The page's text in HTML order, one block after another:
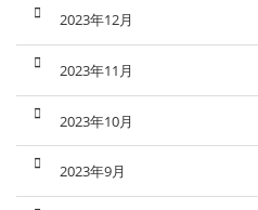
2023年12月
2023年11月
2023年10月
2023年9月